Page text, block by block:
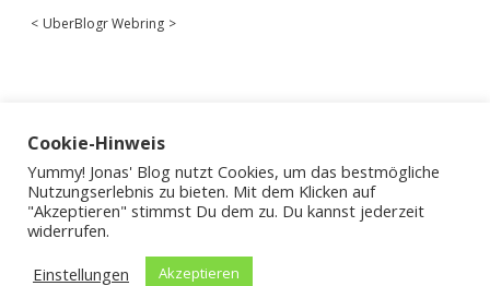
< UberBlogr Webring >
Cookie-Hinweis
Yummy! Jonas' Blog nutzt Cookies, um das bestmögliche
Nutzungserlebnis zu bieten. Mit dem Klicken auf
"Akzeptieren" stimmst Du dem zu. Du kannst jederzeit
widerrufen.
Einstellungen
Akzeptieren